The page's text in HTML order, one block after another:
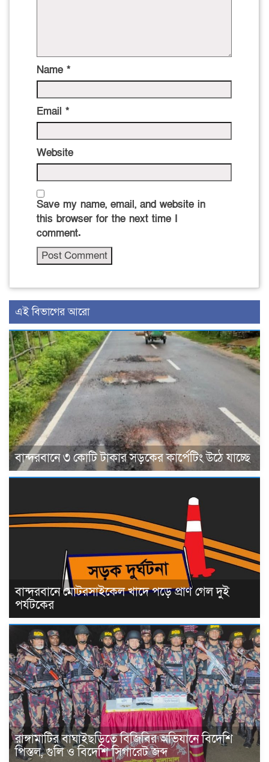
Name *
Email *
Website
Save my name, email, and website in
this browser for the next time I
comment.
এই বিভাগের আরো
বান্দরবানে ৩ কোটি টাকার সড়কের কার্পেটিং উঠে যাচ্ছে
বান্দরবানে মোটরসাইকেল খাদে পড়ে প্রাণ গেল দুই
পর্যটকের
রাঙ্গামাটির বাঘাইছড়িতে বিজিবির অভিযানে বিদেশি
পিস্তল, গুলি ও বিদেশি সিগারেট জব্দ